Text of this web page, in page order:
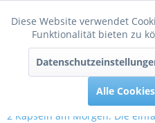
Menü
2 Kapseln am Morgen: Die
Funktionale
Tracking
Diese Website verwendet
Funktionalität bieten zu
Alle